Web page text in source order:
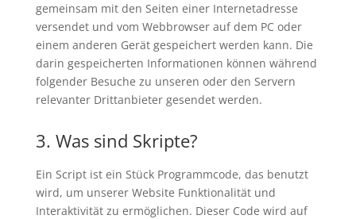
gemeinsam mit den Seiten einer Internetadresse
versendet und vom Webbrowser auf dem PC oder
einem anderen Gerät gespeichert werden kann. Die
darin gespeicherten Informationen können während
folgender Besuche zu unseren oder den Servern
relevanter Drittanbieter gesendet werden.
3. Was sind Skripte?
Ein Script ist ein Stück Programmcode, das benutzt
wird, um unserer Website Funktionalität und
Interaktivität zu ermöglichen. Dieser Code wird auf